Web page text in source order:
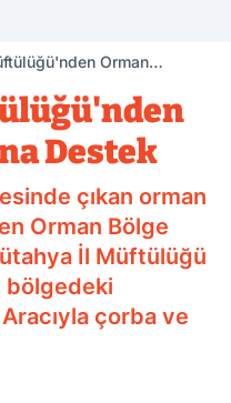
Orman
Destek
çıkan orman
Orman Bölge
İl Müftülüğü
çorba ve